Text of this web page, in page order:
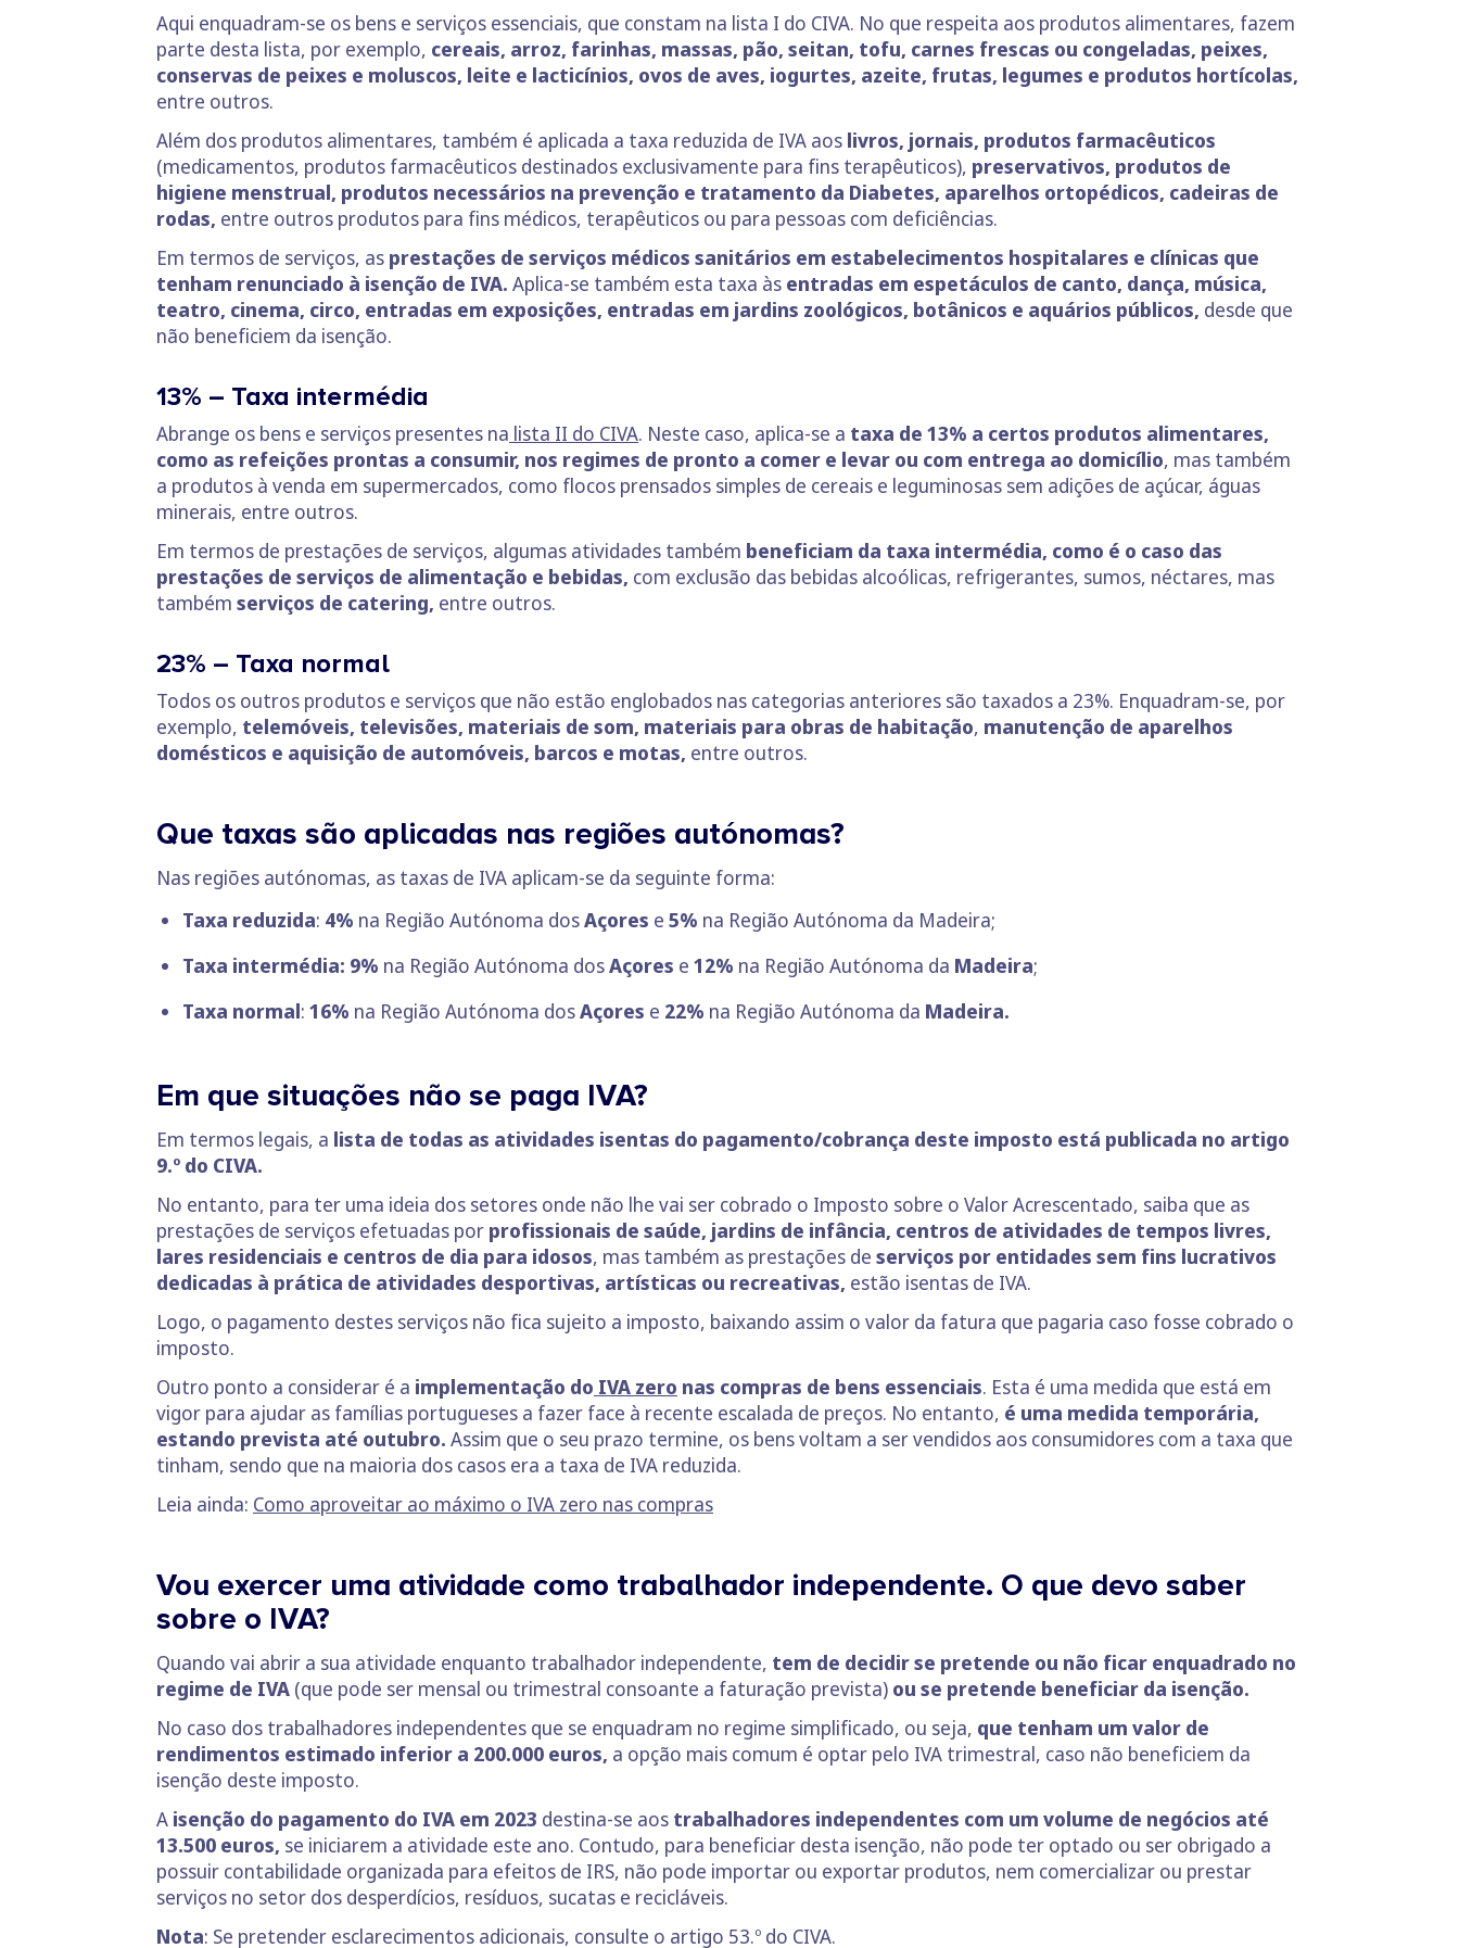
Aqui enquadram-se os bens e serviços essenciais, que constam na lista I do CIVA. No que respeita aos produtos alimentares, fazem
parte desta lista, por exemplo, cereais, arroz, farinhas, massas, pão, seitan, tofu, carnes frescas ou congeladas, peixes,
conservas de peixes e moluscos, leite e lacticínios, ovos de aves, iogurtes, azeite, frutas, legumes e produtos hortícolas,
entre outros.
Além dos produtos alimentares, também é aplicada a taxa reduzida de IVA aos livros, jornais, produtos farmacêuticos
(medicamentos, produtos farmacêuticos destinados exclusivamente para fins terapêuticos), preservativos, produtos de
higiene menstrual, produtos necessários na prevenção e tratamento da Diabetes, aparelhos ortopédicos, cadeiras de
rodas, entre outros produtos para fins médicos, terapêuticos ou para pessoas com deficiências.
Em termos de serviços, as prestações de serviços médicos sanitários em estabelecimentos hospitalares e clínicas que
tenham renunciado à isenção de IVA. Aplica-se também esta taxa às entradas em espetáculos de canto, dança, música,
teatro, cinema, circo, entradas em exposições, entradas em jardins zoológicos, botânicos e aquários públicos, desde que
não beneficiem da isenção.
13% – Taxa intermédia
Abrange os bens e serviços presentes na lista II do CIVA. Neste caso, aplica-se a taxa de 13% a certos produtos alimentares,
como as refeições prontas a consumir, nos regimes de pronto a comer e levar ou com entrega ao domicílio, mas também
a produtos à venda em supermercados, como flocos prensados simples de cereais e leguminosas sem adições de açúcar, águas
minerais, entre outros.
Em termos de prestações de serviços, algumas atividades também beneficiam da taxa intermédia, como é o caso das
prestações de serviços de alimentação e bebidas, com exclusão das bebidas alcoólicas, refrigerantes, sumos, néctares, mas
também serviços de catering, entre outros.
23% – Taxa normal
Todos os outros produtos e serviços que não estão englobados nas categorias anteriores são taxados a 23%. Enquadram-se, por
exemplo, telemóveis, televisões, materiais de som, materiais para obras de habitação, manutenção de aparelhos
domésticos e aquisição de automóveis, barcos e motas, entre outros.
Que taxas são aplicadas nas regiões autónomas?
Nas regiões autónomas, as taxas de IVA aplicam-se da seguinte forma:
Taxa reduzida: 4% na Região Autónoma dosAçores e 5% na Região Autónoma da Madeira;
Taxa intermédia: 9% na Região Autónoma dosAçores e 12% na Região Autónoma da Madeira;
Taxa normal: 16% na Região Autónoma dosAçores e 22% na Região Autónoma da Madeira.
Em que situações não se paga IVA?
Em termos legais, a lista de todas as atividades isentas do pagamento/cobrança deste imposto está publicada no artigo
9.º do CIVA.
No entanto, para ter uma ideia dos setores onde não lhe vai ser cobrado o Imposto sobre o Valor Acrescentado, saiba que as
prestações de serviços efetuadas por profissionais de saúde, jardins de infância, centros de atividades de tempos livres,
lares residenciais e centros de dia para idosos, mas também as prestações de serviços por entidades sem fins lucrativos
dedicadas à prática de atividades desportivas, artísticas ou recreativas, estão isentas de IVA.
Logo, o pagamento destes serviços não fica sujeito a imposto, baixando assim o valor da fatura que pagaria caso fosse cobrado o
imposto.
Outro ponto a considerar é a implementação do IVA zero nas compras de bens essenciais. Esta é uma medida que está em
vigor para ajudar as famílias portugueses a fazer face à recente escalada de preços. No entanto, é uma medida temporária,
estando prevista até outubro. Assim que o seu prazo termine, os bens voltam a ser vendidos aos consumidores com a taxa que
tinham, sendo que na maioria dos casos era a taxa de IVA reduzida.
Leia ainda: Como aproveitar ao máximo o IVA zero nas compras
Vou exercer uma atividade como trabalhador independente. O que devo saber
sobre o IVA?
Quando vai abrir a sua atividade enquanto trabalhador independente, tem de decidir se pretende ou não ficar enquadrado no
regime de IVA (que pode ser mensal ou trimestral consoante a faturação prevista) ou se pretende beneficiar da isenção.
No caso dos trabalhadores independentes que se enquadram no regime simplificado, ou seja, que tenham um valor de
rendimentos estimado inferior a 200.000 euros, a opção mais comum é optar pelo IVA trimestral, caso não beneficiem da
isenção deste imposto.
A isenção do pagamento do IVA em 2023 destina-se aos trabalhadores independentes com um volume de negócios até
13.500 euros, se iniciarem a atividade este ano. Contudo, para beneficiar desta isenção, não pode ter optado ou ser obrigado a
possuir contabilidade organizada para efeitos de IRS, não pode importar ou exportar produtos, nem comercializar ou prestar
serviços no setor dos desperdícios, resíduos, sucatas e recicláveis.
Nota: Se pretender esclarecimentos adicionais, consulte o artigo 53.º do CIVA.